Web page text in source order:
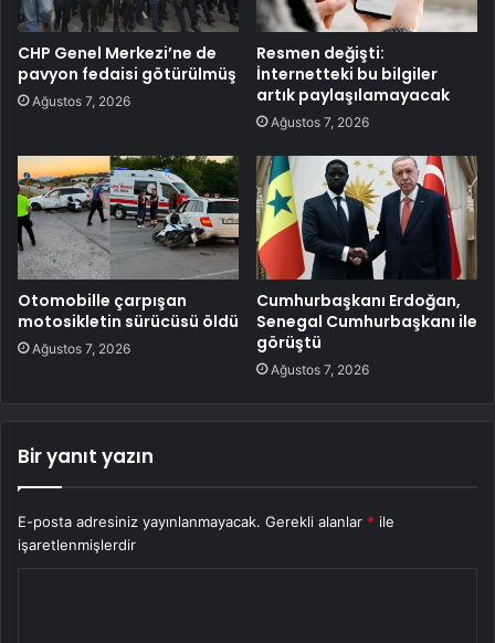
CHP Genel Merkezi’ne de
pavyon fedaisi götürülmüş
Ağustos 7, 2026
Resmen değişti:
İnternetteki bu bilgiler
artık paylaşılamayacak
Ağustos 7, 2026
Otomobille çarpışan
motosikletin sürücüsü öldü
Ağustos 7, 2026
Cumhurbaşkanı Erdoğan,
Senegal Cumhurbaşkanı ile
görüştü
Ağustos 7, 2026
Bir yanıt yazın
E-posta adresiniz yayınlanmayacak. Gerekli alanlar * ile
işaretlenmişlerdir